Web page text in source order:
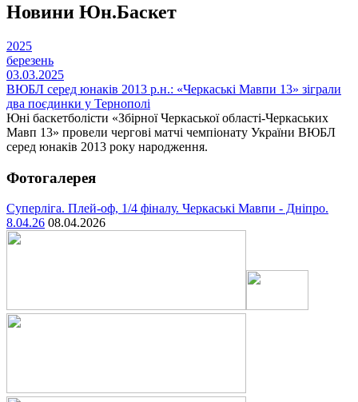
Новини Юн.Баскет
2025
березень
03.03.2025
ВЮБЛ серед юнаків 2013 р.н.: «Черкаські Мавпи 13» зіграли
два поєдинки у Тернополі
Юні баскетболісти «Збірної Черкаської області-Черкаських
Мавп 13» провели чергові матчі чемпіонату України ВЮБЛ
серед юнаків 2013 року народження.
Фотогалерея
Суперліга. Плей-оф, 1/4 фіналу. Черкаські Мавпи - Дніпро.
8.04.26 08.04.2026